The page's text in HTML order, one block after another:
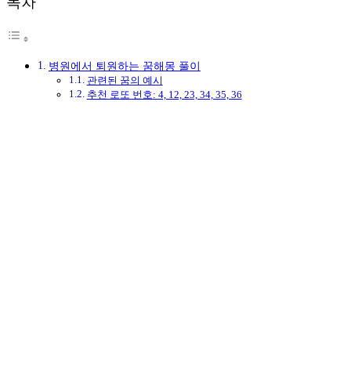
병원에서 퇴원하는 꿈해몽 풀이
관련된 꿈의 예시
추천 로또 번호: 4, 12, 23, 34, 35, 36